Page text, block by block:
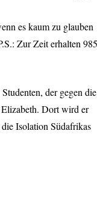
es kaum zu glauben
Zur Zeit erhalten 985
der gegen die
Elizabeth. Dort wird er
Isolation Südafrikas